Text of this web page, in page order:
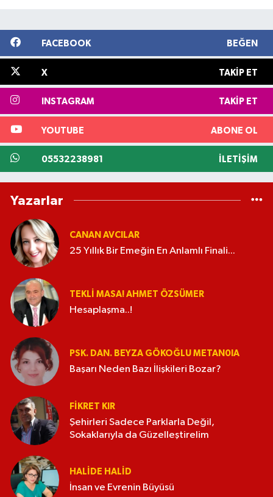
FACEBOOK BEĞEN
X TAKIP ET
INSTAGRAM TAKIP ET
YOUTUBE ABONE OL
05532238981 İLETIŞIM
Yazarlar
CANAN AVCILAR
25 Yıllık Bir Emeğin En Anlamlı Finali...
TEKLI MASA! AHMET ÖZSÜMER
Hesaplaşma..!
PSK. DAN. BEYZA GÖKOĞLU METAN0IA
Başarı Neden Bazı İlişkileri Bozar?
FIKRET KIR
Şehirleri Sadece Parklarla Değil,
Sokaklarıyla da Güzelleştirelim
HALIDE HALID
İnsan ve Evrenin Büyüsü